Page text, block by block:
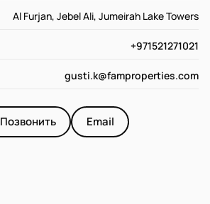
Al Furjan, Jebel Ali, Jumeirah Lake Towers
+971521271021
gusti.k@famproperties.com
Позвонить Email